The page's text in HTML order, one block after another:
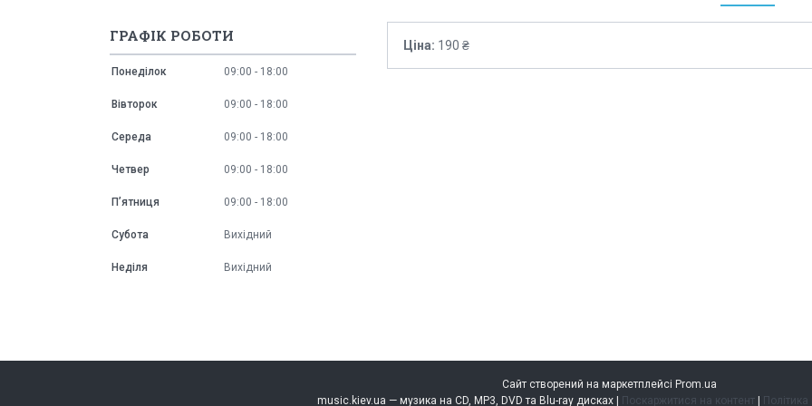
Ціна: 190 ₴
ГРАФІК РОБОТИ
Понеділок 09:00 18:00
Вівторок 09:00 18:00
Середа 09:00 18:00
Четвер 09:00 18:00
Пʼятниця 09:00 18:00
Субота Вихідний
Неділя Вихідний
Сайт створений на маркетплейсі Prom.ua
music.kiev.ua — музика на CD, MP3, DVD та Blu-ray дисках | Поскаржитися на контент | Політика